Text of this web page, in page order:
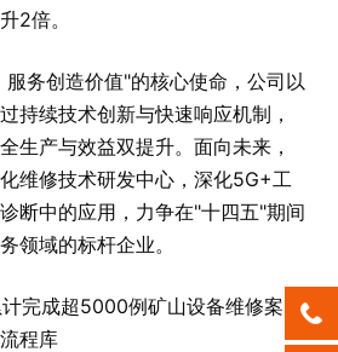
2倍。
务创造价值"的核心使命，公司以
持续技术创新与快速响应机制，
生产与效益双提升。面向未来，
维修技术研发中心，深化5G+工
断中的应用，力争在"十四五"期间
领域的标杆企业。
完成超5000例矿山设备维修案
程库